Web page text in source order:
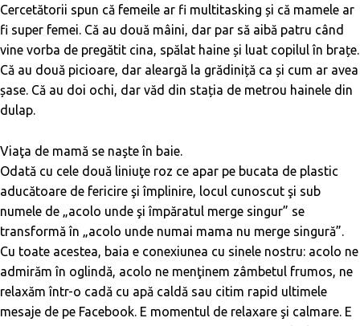
Cercetătorii spun că femeile ar fi multitasking și că mamele ar
fi super femei. Că au două mâini, dar par să aibă patru când
vine vorba de pregătit cina, spălat haine și luat copilul în brațe.
Că au două picioare, dar aleargă la grădiniță ca și cum ar avea
șase. Că au doi ochi, dar văd din stația de metrou hainele din
dulap.
Viaţa de mamă se naşte în baie.
Odată cu cele două liniuţe roz ce apar pe bucata de plastic
aducătoare de fericire şi împlinire, locul cunoscut şi sub
numele de „acolo unde şi împăratul merge singur” se
transformă în „acolo unde numai mama nu merge singură”.
Cu toate acestea, baia e conexiunea cu sinele nostru: acolo ne
admirăm în oglindă, acolo ne menţinem zâmbetul frumos, ne
relaxăm într-o cadă cu apă caldă sau citim rapid ultimele
mesaje de pe Facebook. E momentul de relaxare şi calmare. E